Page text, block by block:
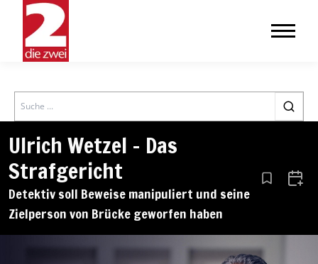
Search
Ulrich Wetzel – Das
Strafgericht
Detektiv soll Beweise manipuliert und seine
Zielperson von Brücke geworfen haben
Aus den